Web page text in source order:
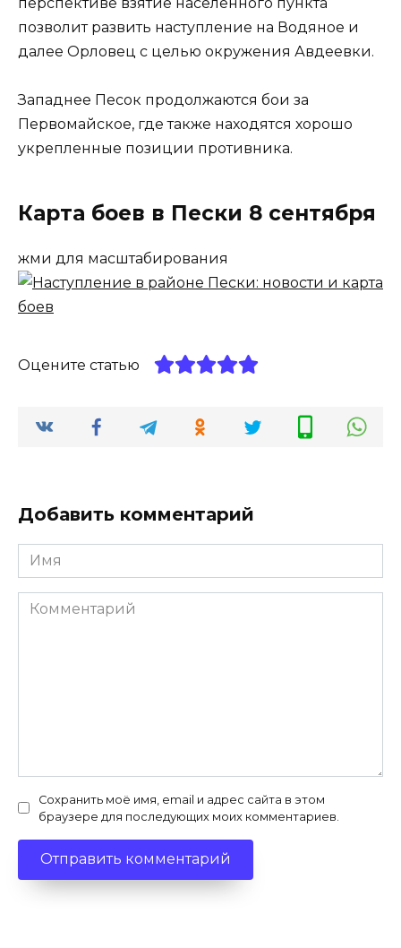
позволит развить наступление на Водяное и
далее Орловец с целью окружения Авдеевки.
Западнее Песок продолжаются бои за
Первомайское, где также находятся хорошо
укрепленные позиции противника.
Карта боев в Пески 8 сентября
жми для масштабирования
Оцените статью
Добавить комментарий
Имя
*
Комментарий
Сохранить моё имя, email и адрес сайта в этом
браузере для последующих моих комментариев.